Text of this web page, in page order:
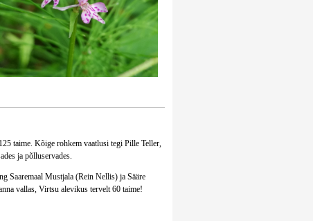
taime. Kõige rohkem vaatlusi tegi Pille Teller,
ja põlluservades.
Saaremaal Mustjala (Rein Nellis) ja Sääre
vallas, Virtsu alevikus tervelt 60 taime!